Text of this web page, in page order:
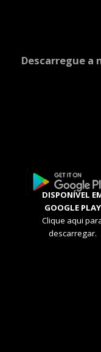
Descarregue a
DISPONÍVEL
GOOGLE PLAY
Clique aqui
descarregar.